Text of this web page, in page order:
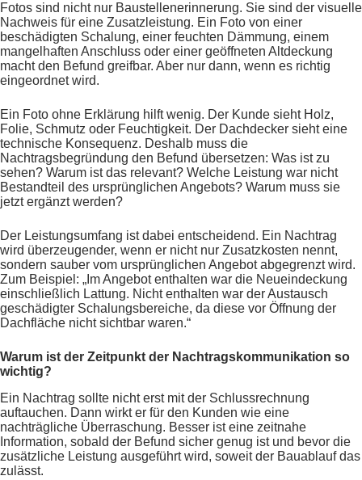
Fotos sind nicht nur Baustellenerinnerung. Sie sind der visuelle
Nachweis für eine Zusatzleistung. Ein Foto von einer
beschädigten Schalung, einer feuchten Dämmung, einem
mangelhaften Anschluss oder einer geöffneten Altdeckung
macht den Befund greifbar. Aber nur dann, wenn es richtig
eingeordnet wird.
Ein Foto ohne Erklärung hilft wenig. Der Kunde sieht Holz,
Folie, Schmutz oder Feuchtigkeit. Der Dachdecker sieht eine
technische Konsequenz. Deshalb muss die
Nachtragsbegründung den Befund übersetzen: Was ist zu
sehen? Warum ist das relevant? Welche Leistung war nicht
Bestandteil des ursprünglichen Angebots? Warum muss sie
jetzt ergänzt werden?
Der Leistungsumfang ist dabei entscheidend. Ein Nachtrag
wird überzeugender, wenn er nicht nur Zusatzkosten nennt,
sondern sauber vom ursprünglichen Angebot abgegrenzt wird.
Zum Beispiel: „Im Angebot enthalten war die Neueindeckung
einschließlich Lattung. Nicht enthalten war der Austausch
geschädigter Schalungsbereiche, da diese vor Öffnung der
Dachfläche nicht sichtbar waren.“
Warum ist der Zeitpunkt der Nachtragskommunikation so
wichtig?
Ein Nachtrag sollte nicht erst mit der Schlussrechnung
auftauchen. Dann wirkt er für den Kunden wie eine
nachträgliche Überraschung. Besser ist eine zeitnahe
Information, sobald der Befund sicher genug ist und bevor die
zusätzliche Leistung ausgeführt wird, soweit der Bauablauf das
zulässt.